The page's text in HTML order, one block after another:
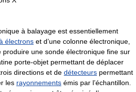
à balayage est essentiellement
électrons et d’une colonne électronique,
produire une sonde électronique fine sur
porte-objet permettant de déplacer
directions et de détecteurs permettant
les rayonnements émis par l’échantillon.